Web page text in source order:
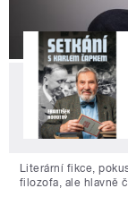
Literární fikce,
filozofa, ale hlavně